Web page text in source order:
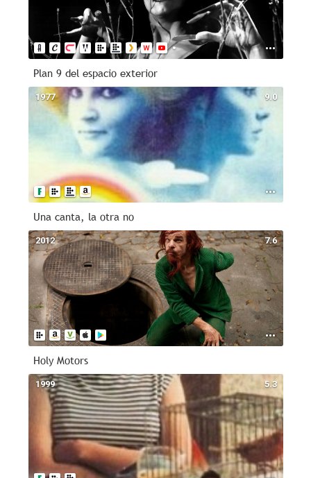
Plan 9 del espacio exterior
9.0
1977
Una canta, la otra no
7.6
2012
Holy Motors
5.3
1999